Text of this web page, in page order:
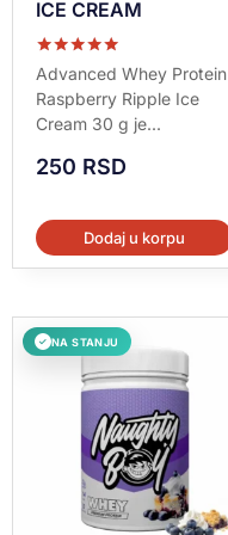
ICE CREAM
Ocenjeno sa
5.00
od 5
Advanced Whey Protein
Raspberry Ripple Ice
Cream 30 g je...
250 RSD
Dodaj u korpu
✓ NA STANJU